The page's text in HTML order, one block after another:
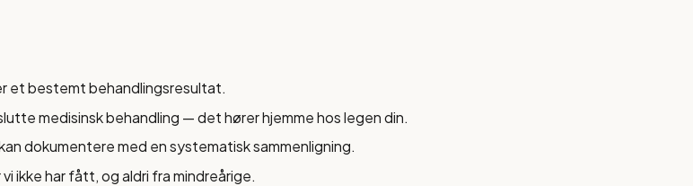
et bestemt behandlingsresultat.
medisinsk behandling — det hører hjemme hos legen din.
dokumentere med en systematisk sammenligning.
ikke har fått, og aldri fra mindreårige.